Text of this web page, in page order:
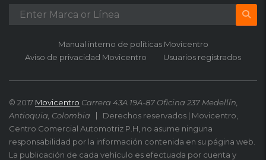
Manual interno de políticas Movicentro
Aviso de privacidad Movicentro
Usuarios registrados
© 2017 Movicentro Carrera 43A 19A-87 Oficina 237 Medellín,
Antioquia, Colombia
Derechos reservados | Movicentro,
Centro Comercial Automotriz P.H, no asume ninguna
responsabilidad por la información contenida en su página web.
La publicación de cada vehículo es efectuada por cuenta y